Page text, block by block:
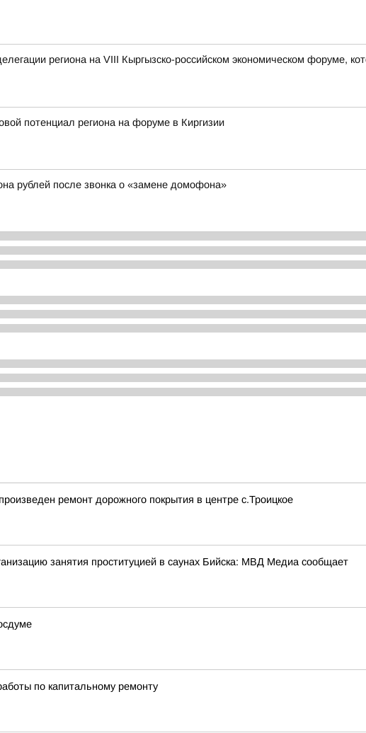
региона на VIII Кыргызско-российском экономическом форуме,
потенциал региона на форуме в Киргизии
рублей после звонка о «замене домофона»
ремонт дорожного покрытия в центре с.Троицкое
занятия проституцией в саунах Бийска: МВД Медиа сообщает
по капитальному ремонту